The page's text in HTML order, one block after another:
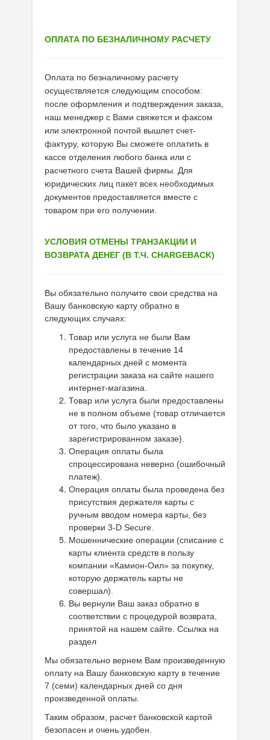
ОПЛАТА ПО БЕЗНАЛИЧНОМУ РАСЧЕТУ
Оплата по безналичному расчету
осуществляется следующим способом:
после оформления и подтверждения заказа,
наш менеджер с Вами свяжется и факсом
или электронной почтой вышлет счет-
фактуру, которую Вы сможете оплатить в
кассе отделения любого банка или с
расчетного счета Вашей фирмы. Для
юридических лиц пакет всех необходимых
документов предоставляется вместе с
товаром при его получении.
УСЛОВИЯ ОТМЕНЫ ТРАНЗАКЦИИ И
ВОЗВРАТА ДЕНЕГ (В Т.Ч. CHARGEBACK)
Вы обязательно получите свои средства на
Вашу банковскую карту обратно в
следующих случаях:
Товар или услуга не были Вам
предоставлены в течение 14
календарных дней с момента
регистрации заказа на сайте нашего
интернет-магазина.
Товар или услуга были предоставлены
не в полном объеме (товар отличается
от того, что было указано в
зарегистрированном заказе).
Операция оплаты была
спроцессирована неверно (ошибочный
платеж).
Операция оплаты была проведена без
присутствия держателя карты с
ручным вводом номера карты, без
проверки 3-D Secure.
Мошеннические операции (списание с
карты клиента средств в пользу
компании «Камион-Оил» за покупку,
которую держатель карты не
совершал).
Вы вернули Ваш заказ обратно в
соответствии с процедурой возврата,
принятой на нашем сайте. Ссылка на
раздел
Мы обязательно вернем Вам произведенную
оплату на Вашу банковскую карту в течение
7 (семи) календарных дней со дня
произведенной оплаты.
Таким образом, расчет банковской картой
безопасен и очень удобен.